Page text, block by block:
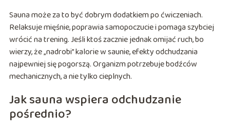
Sauna może za to być dobrym dodatkiem po ćwiczeniach.
Relaksuje mięśnie, poprawia samopoczucie i pomaga szybciej
wrócić na trening. Jeśli ktoś zacznie jednak omijać ruch, bo
wierzy, że „nadrobi” kalorie w saunie, efekty odchudzania
najpewniej się pogorszą. Organizm potrzebuje bodźców
mechanicznych, a nie tylko cieplnych.
Jak sauna wspiera odchudzanie
pośrednio?